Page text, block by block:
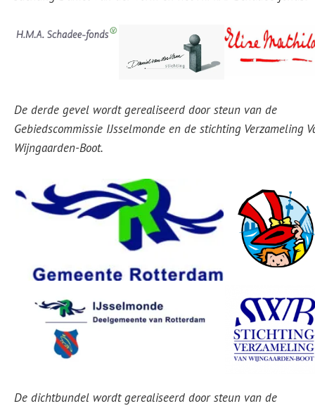
De derde gevel wordt gerealiseerd door steun van de
Gebiedscommissie IJsselmonde en de stichting Verzameling
Wijngaarden-Boot.
De dichtbundel wordt gerealiseerd door steun van de